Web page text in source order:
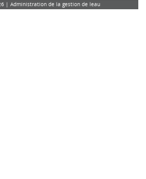
| Administration de la gestion de leau